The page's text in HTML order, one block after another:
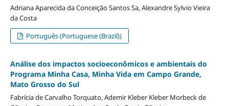
Adriana Aparecida da Conceição Santos Sa, Alexandre Sylvio Vieira
da Costa
Português (Portuguese (Brazil))
Análise dos impactos socioeconômicos e ambientais do
Programa Minha Casa, Minha Vida em Campo Grande,
Mato Grosso do Sul
Fabrícia de Carvalho Torquato, Ademir Kleber Kleber Morbeck de